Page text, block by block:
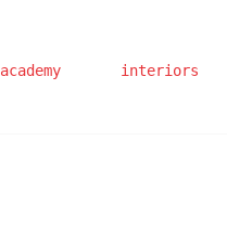
academy interiors